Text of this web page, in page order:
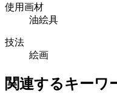
使用画材
油絵具
技法
絵画
関連するキーワ